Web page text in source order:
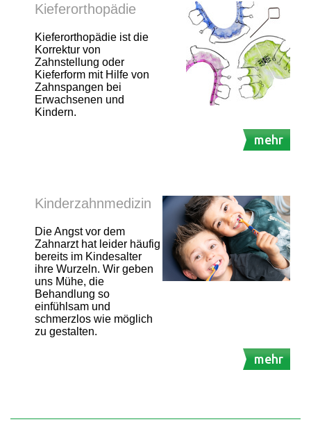
Kieferorthopädie
Kieferorthopädie ist die
Korrektur von
Zahnstellung oder
Kieferform mit Hilfe von
Zahnspangen bei
Erwachsenen und
Kindern.
mehr
Kinderzahnmedizin
Die Angst vor dem
Zahnarzt hat leider häufig
bereits im Kindesalter
ihre Wurzeln. Wir geben
uns Mühe, die
Behandlung so
einfühlsam und
schmerzlos wie möglich
zu gestalten.
mehr